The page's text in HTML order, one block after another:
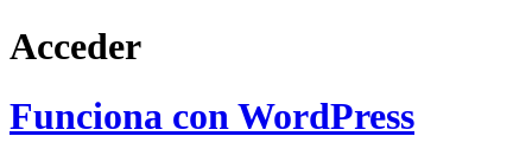
Acceder
Funciona con WordPress